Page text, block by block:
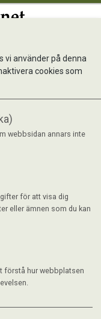
vi använder på denna
cookies som
webbsidan annars inte
för att visa dig
eller ämnen som du kan
förstå hur webbplatsen